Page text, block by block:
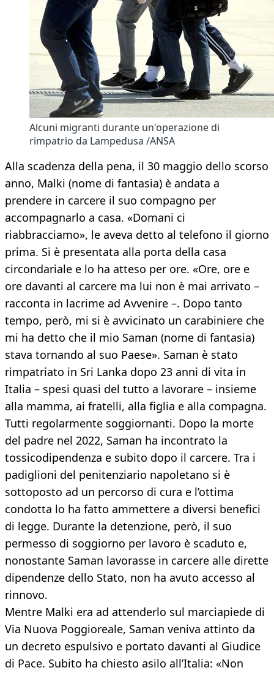
Alcuni migranti durante un'operazione di
rimpatrio da Lampedusa /ANSA
Alla scadenza della pena, il 30 maggio dello scorso
anno, Malki (nome di fantasia) è andata a
prendere in carcere il suo compagno per
accompagnarlo a casa. «Domani ci
riabbracciamo», le aveva detto al telefono il giorno
prima. Si è presentata alla porta della casa
circondariale e lo ha atteso per ore. «Ore, ore e
ore davanti al carcere ma lui non è mai arrivato –
racconta in lacrime ad Avvenire –. Dopo tanto
tempo, però, mi si è avvicinato un carabiniere che
mi ha detto che il mio Saman (nome di fantasia)
stava tornando al suo Paese». Saman è stato
rimpatriato in Sri Lanka dopo 23 anni di vita in
Italia – spesi quasi del tutto a lavorare – insieme
alla mamma, ai fratelli, alla figlia e alla compagna.
Tutti regolarmente soggiornanti. Dopo la morte
del padre nel 2022, Saman ha incontrato la
tossicodipendenza e subito dopo il carcere. Tra i
padiglioni del penitenziario napoletano si è
sottoposto ad un percorso di cura e l’ottima
condotta lo ha fatto ammettere a diversi benefici
di legge. Durante la detenzione, però, il suo
permesso di soggiorno per lavoro è scaduto e,
nonostante Saman lavorasse in carcere alle dirette
dipendenze dello Stato, non ha avuto accesso al
rinnovo.
Mentre Malki era ad attenderlo sul marciapiede di
Via Nuova Poggioreale, Saman veniva attinto da
un decreto espulsivo e portato davanti al Giudice
di Pace. Subito ha chiesto asilo all’Italia: «Non